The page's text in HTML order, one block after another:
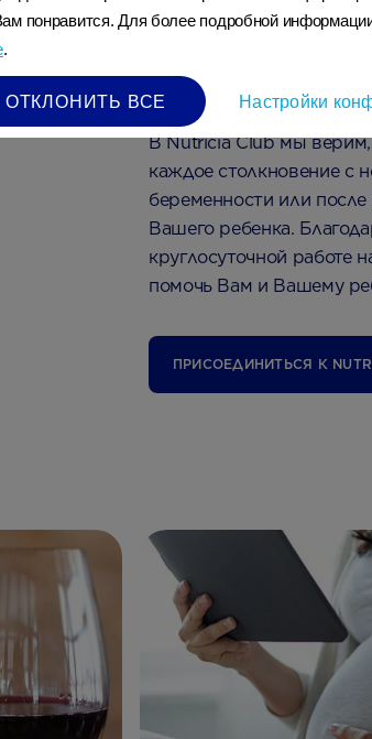
Здоровое
формируется
В Nutricia Club мы верим,
каждое столкновение с
беременности или
Вашего ребенка.
круглосуточной
помочь Вам и Вашему
ПРИСОЕДИНИТЬСЯ К
понравится. Для более подробной
.
ОТКЛОНИТЬ ВСЕ Настройки